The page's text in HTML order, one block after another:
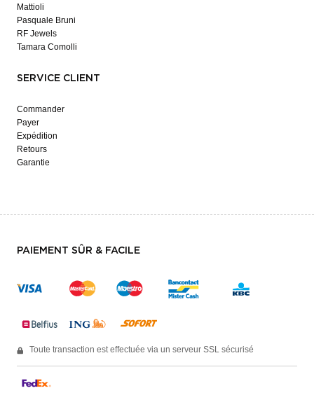
Mattioli
Pasquale Bruni
RF Jewels
Tamara Comolli
SERVICE CLIENT
Commander
Payer
Expédition
Retours
Garantie
PAIEMENT SÛR & FACILE
Toute transaction est effectuée via un serveur SSL sécurisé